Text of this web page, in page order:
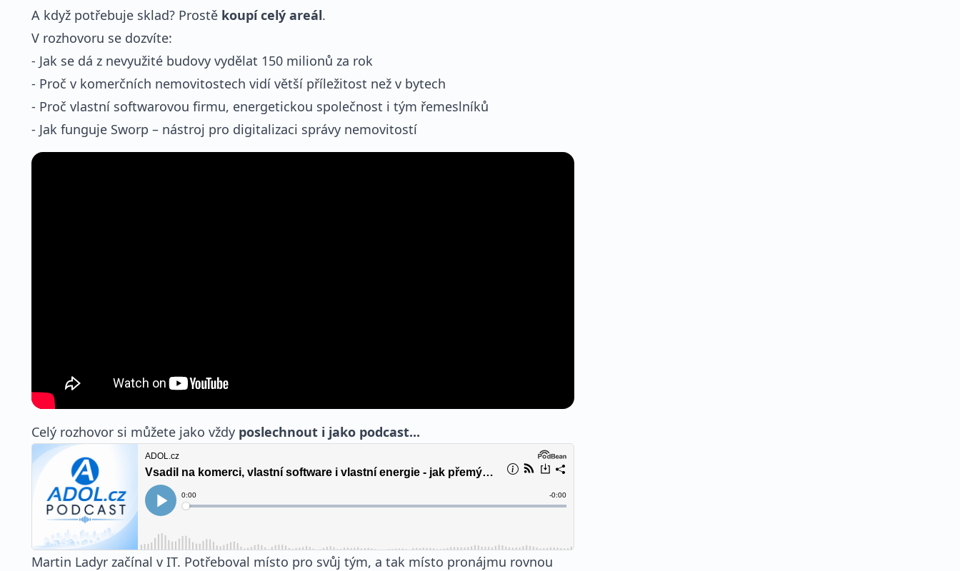
A když potřebuje sklad? Prostě koupí celý areál.
V rozhovoru se dozvíte:
- Jak se dá z nevyužité budovy vydělat 150 milionů za rok
- Proč v komerčních nemovitostech vidí větší příležitost než v bytech
- Proč vlastní softwarovou firmu, energetickou společnost i tým řemeslníků
- Jak funguje Sworp – nástroj pro digitalizaci správy nemovitostí
Celý rozhovor si můžete jako vždy poslechnout i jako podcast...
Martin Ladyr začínal v IT. Potřeboval místo pro svůj tým, a tak místo pronájmu rovnou